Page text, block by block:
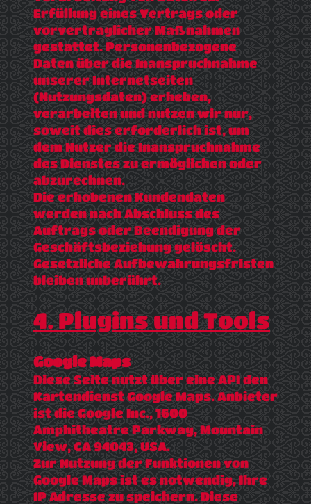
Erfüllung eines Vertrags oder
vorvertraglicher Maßnahmen
gestattet. Personenbezogene
Daten über die Inanspruchnahme
unserer Internetseiten
(Nutzungsdaten) erheben,
verarbeiten und nutzen wir nur,
soweit dies erforderlich ist, um
dem Nutzer die Inanspruchnahme
des Dienstes zu ermöglichen oder
abzurechnen.
Die erhobenen Kundendaten
werden nach Abschluss des
Auftrags oder Beendigung der
Geschäftsbeziehung gelöscht.
Gesetzliche Aufbewahrungsfristen
bleiben unberührt.
4. Plugins und Tools
Google Maps
Diese Seite nutzt über eine API den
Kartendienst Google Maps. Anbieter
ist die Google Inc., 1600
Amphitheatre Parkway, Mountain
View, CA 94043, USA.
Zur Nutzung der Funktionen von
Google Maps ist es notwendig, Ihre
IP Adresse zu speichern. Diese